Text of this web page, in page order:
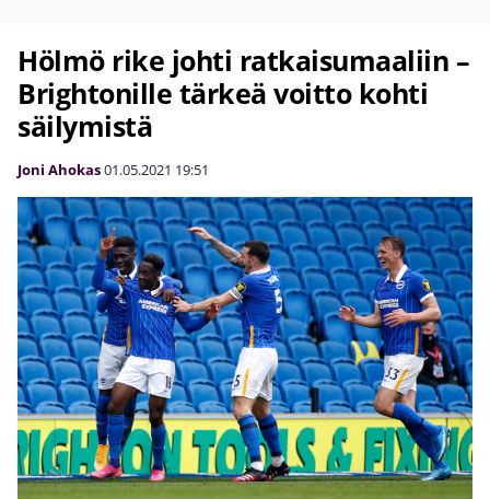
Hölmö rike johti ratkaisumaaliin –
Brightonille tärkeä voitto kohti
säilymistä
Joni Ahokas01.05.2021 19:51